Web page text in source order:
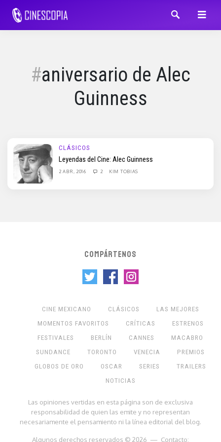
aniversario de Alec
Guinness
CLÁSICOS
Leyendas del Cine: Alec Guinness
2 ABR, 2016 2 KIM TOBIAS
COMPÁRTENOS
CINE MEXICANO CLÁSICOS
LAS MEJORES
MOMENTOS FAVORITOS
CRÍTICAS
ESTRENOS
FESTIVALES
BERLÍN CANNES
MACABRO
SUNDANCE
TORONTO VENECIA
PREMIOS
GLOBOS DE ORO
OSCAR SERIES
TRAILERS
NOTICIAS
Las opiniones vertidas en esta página son de exclusiva
responsabilidad de quien las emite y no representan
necesariamente el pensamiento ni la línea editorial del blog.
Algunos derechos reservados © 2026 — Contacto: